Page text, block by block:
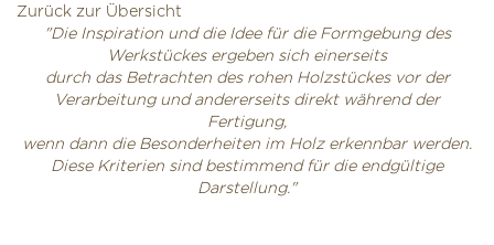
Zurück zur Übersicht
"Die Inspiration und die Idee für die Formgebung des
Werkstückes ergeben sich einerseits
durch das Betrachten des rohen Holzstückes vor der
Verarbeitung und andererseits direkt während der
Fertigung,
wenn dann die Besonderheiten im Holz erkennbar werden.
Diese Kriterien sind bestimmend für die endgültige
Darstellung."